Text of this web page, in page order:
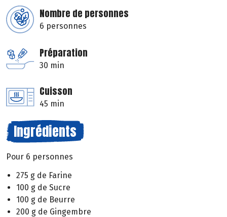
Nombre de personnes
6 personnes
Préparation
30 min
Cuisson
45 min
Ingrédients
Pour 6 personnes
275 g de Farine
100 g de Sucre
100 g de Beurre
200 g de Gingembre